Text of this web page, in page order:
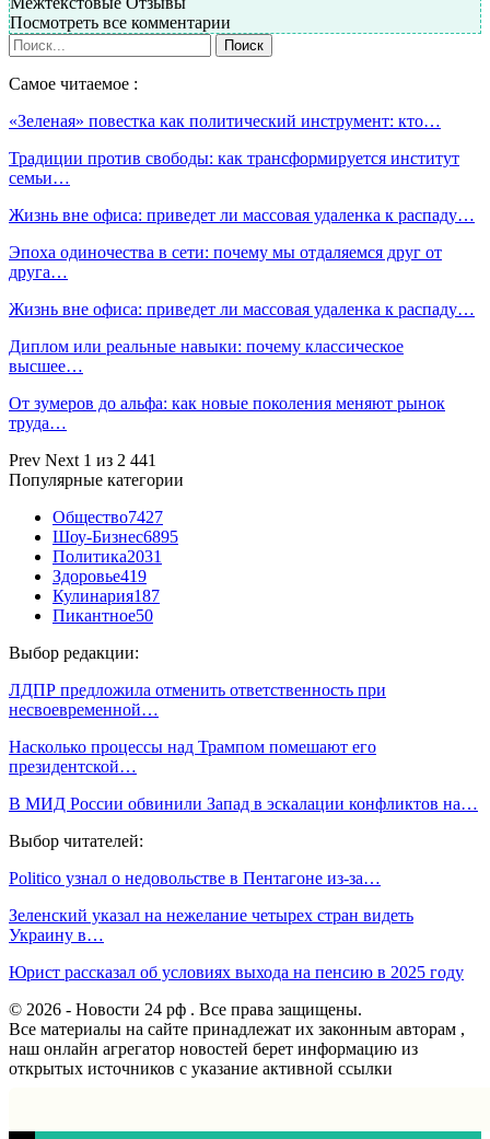
Посмотреть все комментарии
Самое читаемое :
«Зеленая» повестка как политический инструмент: кто…
Традиции против свободы: как трансформируется институт
семьи…
Жизнь вне офиса: приведет ли массовая удаленка к распаду…
Эпоха одиночества в сети: почему мы отдаляемся друг от
друга…
Жизнь вне офиса: приведет ли массовая удаленка к распаду…
Диплом или реальные навыки: почему классическое
высшее…
От зумеров до альфа: как новые поколения меняют рынок
труда…
Prev Next 1 из 2 441
Популярные категории
Общество7427
Шоу-Бизнес6895
Политика2031
Здоровье419
Кулинария187
Пикантное50
Выбор редакции:
ЛДПР предложила отменить ответственность при
несвоевременной…
Насколько процессы над Трампом помешают его
президентской…
В МИД России обвинили Запад в эскалации конфликтов на…
Выбор читателей:
Politico узнал о недовольстве в Пентагоне из-за…
Зеленский указал на нежелание четырех стран видеть
Украину в…
Юрист рассказал об условиях выхода на пенсию в 2025 году
© 2026 - Новости 24 рф . Все права защищены.
Все материалы на сайте принадлежат их законным авторам ,
наш онлайн агрегатор новостей берет информацию из
открытых источников с указание активной ссылки